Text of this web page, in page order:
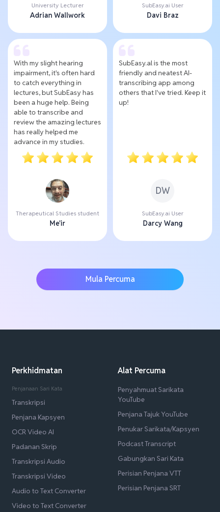
University Lecturer
Adrian Wallwork
SubEasy.ai User
Davi Braz
With my slight hearing
impairment, it's often hard
to catch everything in
lectures, but SubEasy has
been a huge help. Being
able to transcribe and
review the amazing lectures
has really helped me
advance in my studies.
Therapeutical Studies student
Me'ir
SubEasy.al is the most
friendly and neatest AI-
transcribing app among
others that I've tried. Keep it
up!
DW
SubEasy.ai User
Darcy Wang
Mula Percuma
Perkhidmatan
Penjanaan Sari Kata
Transkripsi
Penjana Kapsyen
OCR Video AI
Padanan Skrip
Transkripsi Audio
Transkripsi Video
Audio to Text Converter
Video to Text Converter
Alat Percuma
Penyahmuat Sarikata
YouTube
Penjana Tajuk YouTube
Penukar Sarikata/Kapsyen
Podcast Transcript
Gabungkan Sari Kata
Perisian Penjana VTT
Perisian Penjana SRT